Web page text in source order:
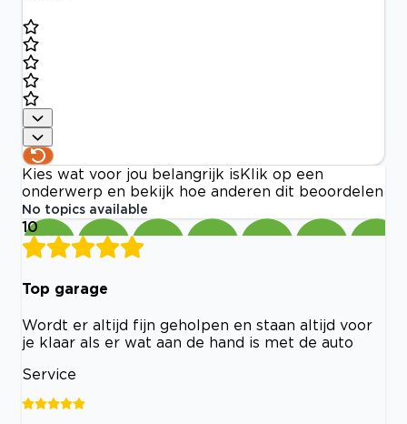
Kies wat voor jou belangrijk is Klik op een
onderwerp en bekijk hoe anderen dit beoordelen
No topics available
10
Top garage
Wordt er altijd fijn geholpen en staan altijd voor
je klaar als er wat aan de hand is met de auto
Service